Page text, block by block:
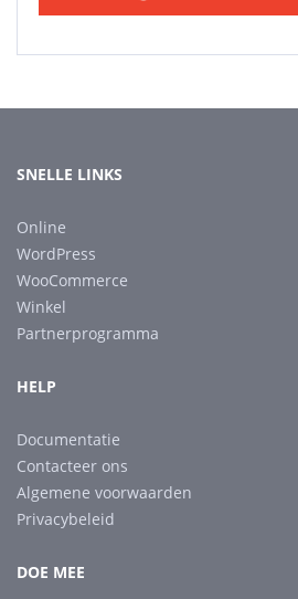
SNELLE LINKS
Online
WordPress
WooCommerce
Winkel
Partnerprogramma
HELP
Documentatie
Contacteer ons
Algemene voorwaarden
Privacybeleid
DOE MEE